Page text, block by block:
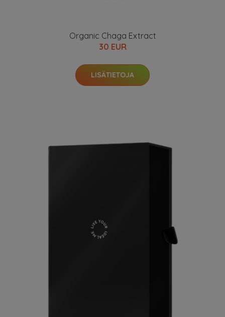
Organic Chaga Extract
30 EUR
LISÄTIETOJA